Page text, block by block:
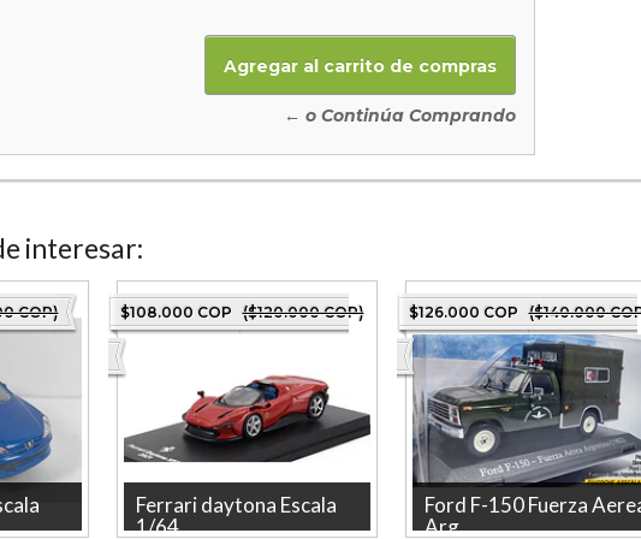
← o Continúa Comprando
interesar:
COP) $108.000 COP ($120.000 COP)
Ferrari daytona Escala
1/64...
$126.000 COP ($140.000
Ford F-150 Fuerza
Arg...